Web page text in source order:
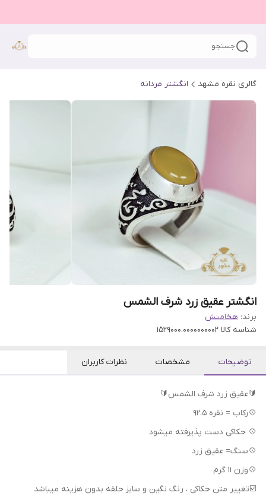
جستجو
گالری نقره مشهد انگشتر مردانه
انگشتر عقیق زرد شرف الشمس
برند: هخامنش
شناسه کالا 1529000.0000000002
توضیحات مشخصات نظرات کاربران
🔰عقیق زرد شرف الشمس🔰
💠رکاب = نقره 92.5
💠 حکاکی دست پذیرفته میشود
💠سنگ= عقیق زرد
💠وزن 11 گرم